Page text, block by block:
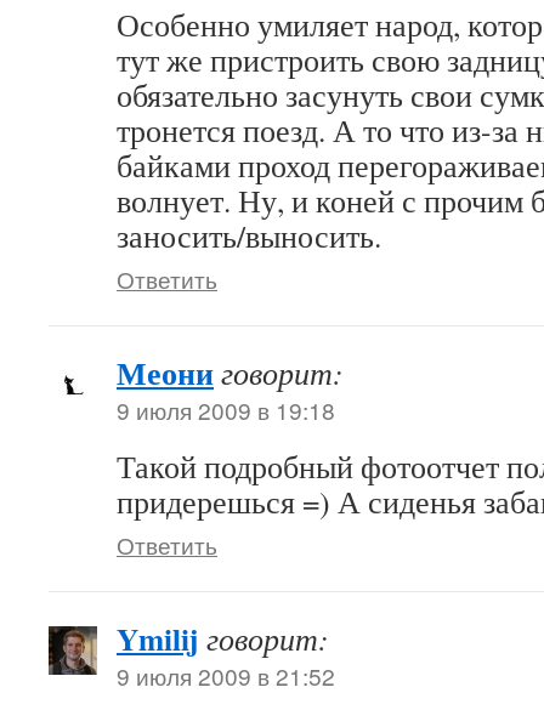
Особенно умиляет народ,
тут же пристроить свою
обязательно засунуть свои
тронется поезд. А то что из-за
байками проход
волнует. Ну, и коней с прочим
заносить/выносить.
Ответить
Меониговорит:
9 июля 2009 в 19:18
Такой подробный фотоотчет
придерешься =) А сиденья
Ответить
Ymilij говорит:
9 июля 2009 в 21:52